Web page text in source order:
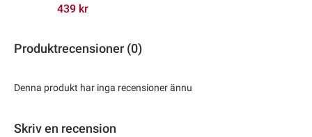
439 kr
Produktrecensioner (0)
Denna produkt har inga recensioner ännu
Skriv en recension